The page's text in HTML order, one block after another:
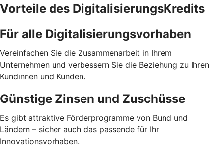
Vorteile des DigitalisierungsKredits
Für alle Digitalisierungsvorhaben
Vereinfachen Sie die Zusammenarbeit in Ihrem
Unternehmen und verbessern Sie die Beziehung zu Ihren
Kundinnen und Kunden.
Günstige Zinsen und Zuschüsse
Es gibt attraktive Förderprogramme von Bund und
Ländern – sicher auch das passende für Ihr
Innovationsvorhaben.